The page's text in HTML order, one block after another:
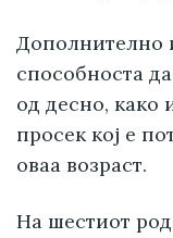
Дополнително
способноста
од десно, како
просек кој е
оваа возраст.
На шестиот